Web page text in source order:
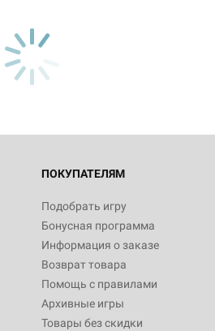
ПОКУПАТЕЛЯМ
Подобрать игру
Бонусная программа
Информация о заказе
Возврат товара
Помощь с правилами
Архивные игры
Товары без скидки